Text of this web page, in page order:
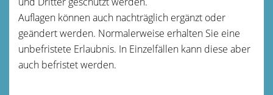
Auflagen können auch nachträglich ergänzt oder
geändert werden. Normalerweise erhalten Sie eine
unbefristete Erlaubnis. In Einzelfällen kann diese aber
auch befristet werden.